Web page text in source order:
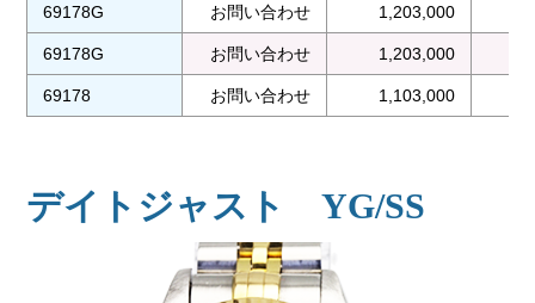
69178G お問い合わせ 1,203,000
69178G お問い合わせ 1,203,000
69178 お問い合わせ 1,103,000
デイトジャスト YG/SS